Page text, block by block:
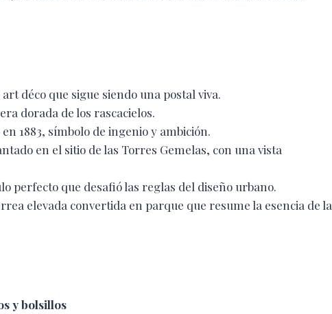
déco que sigue siendo una postal viva.
dorada de los rascacielos.
1883, símbolo de ingenio y ambición.
en el sitio de las Torres Gemelas, con una vista
perfecto que desafió las reglas del diseño urbano.
elevada convertida en parque que resume la esencia de la
y bolsillos